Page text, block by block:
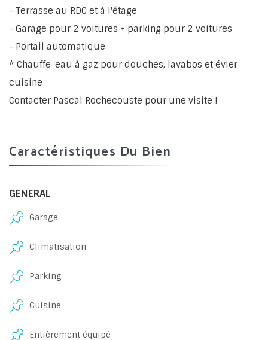
- Terrasse au RDC et à l'étage
- Garage pour 2 voitures + parking pour 2 voitures
- Portail automatique
* Chauffe-eau à gaz pour douches, lavabos et évier
cuisine
Contacter Pascal Rochecouste pour une visite !
Caractéristiques Du Bien
GENERAL
Garage
Climatisation
Parking
Cuisine
Entièrement équipé